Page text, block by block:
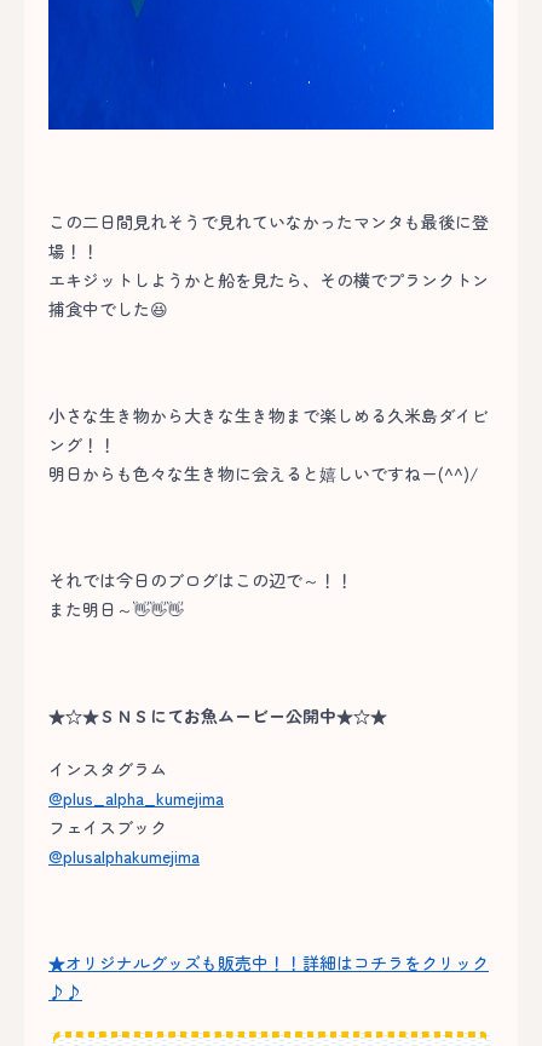
この二日間見れそうで見れていなかったマンタも最後に登
場！！
エキジットしようかと船を見たら、その横でプランクトン
捕食中でした😆
小さな生き物から大きな生き物まで楽しめる久米島ダイビ
ング！！
明日からも色々な生き物に会えると嬉しいですねー(^^)/
それでは今日のブログはこの辺で～！！
また明日～👋👋👋
★☆★ＳＮＳにてお魚ムービー公開中★☆★
インスタグラム
@plus_alpha_kumejima
フェイスブック
@plusalphakumejima
★オリジナルグッズも販売中！！詳細はコチラをクリック
♪♪